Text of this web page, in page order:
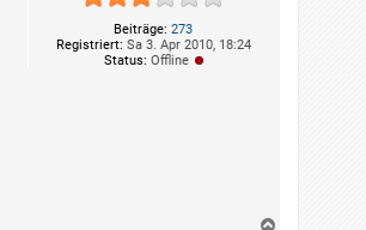
Beiträge: 273
Registriert: Sa 3. Apr 2010, 18:24
Status: Offline